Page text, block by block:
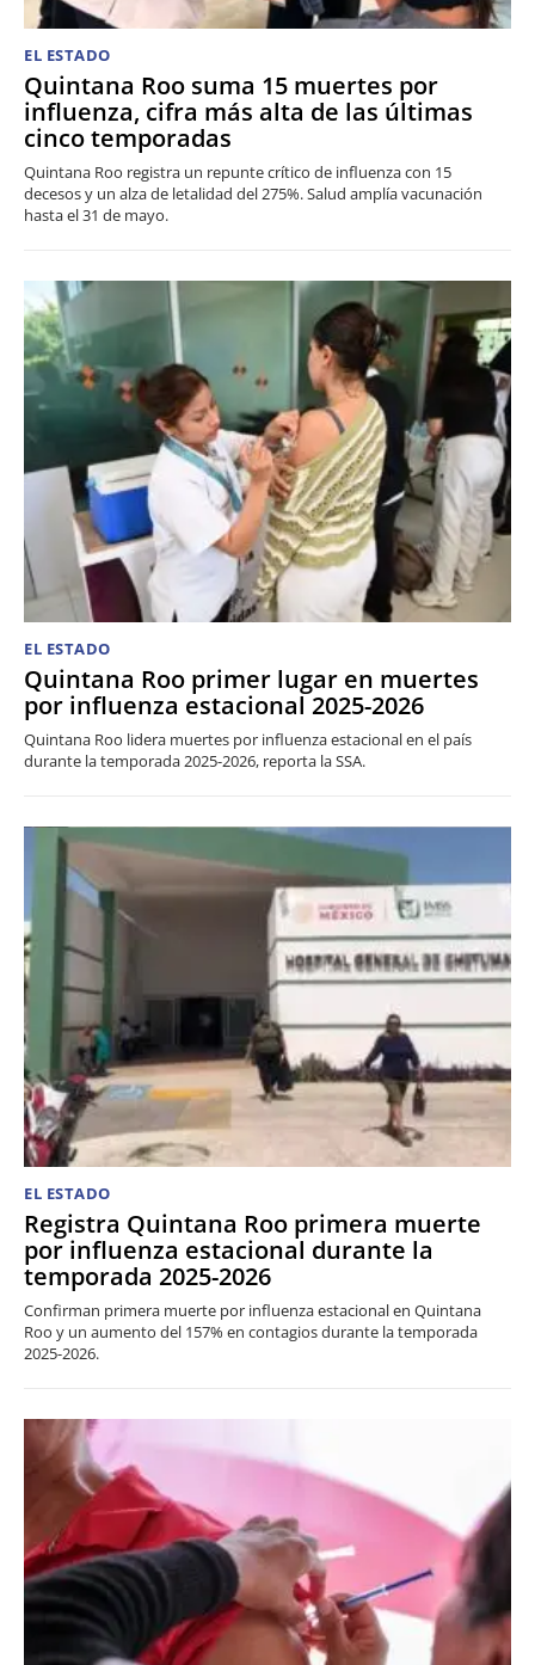
EL ESTADO
Quintana Roo suma 15 muertes por
influenza, cifra más alta de las últimas
cinco temporadas
Quintana Roo registra un repunte crítico de influenza con 15
decesos y un alza de letalidad del 275%. Salud amplía vacunación
hasta el 31 de mayo.
EL ESTADO
Quintana Roo primer lugar en muertes
por influenza estacional 2025-2026
Quintana Roo lidera muertes por influenza estacional en el país
durante la temporada 2025-2026, reporta la SSA.
EL ESTADO
Registra Quintana Roo primera muerte
por influenza estacional durante la
temporada 2025-2026
Confirman primera muerte por influenza estacional en Quintana
Roo y un aumento del 157% en contagios durante la temporada
2025-2026.